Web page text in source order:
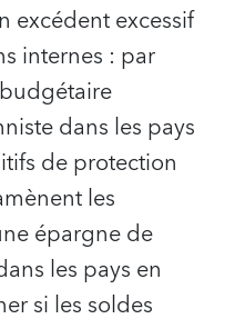
excédent excessif
internes : par
dans les pays
de protection
les
épargne de
les pays en
si les soldes